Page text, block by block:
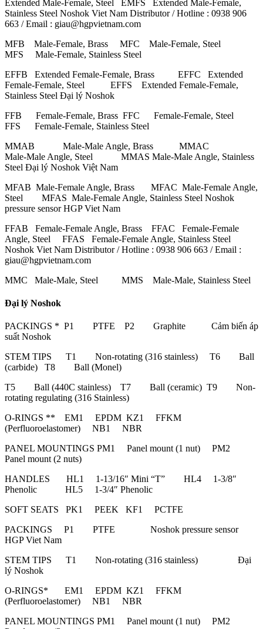
Extended Male-Female, Steel EMFS Extended Male-Female,
Stainless Steel Noshok Viet Nam Distributor / Hotline : 0938 906
663 / Email : giau@hgpvietnam.com
MFB Male-Female, Brass MFC Male-Female, Steel
MFS Male-Female, Stainless Steel
EFFB Extended Female-Female, Brass EFFC Extended
Female-Female, Steel EFFS Extended Female-Female,
Stainless Steel Đại lý Noshok
FFB Female-Female, Brass FFC Female-Female, Steel
FFS Female-Female, Stainless Steel
MMAB Male-Male Angle, Brass MMAC
Male-Male Angle, Steel MMAS Male-Male Angle, Stainless
Steel Đại lý Noshok Việt Nam
MFAB Male-Female Angle, Brass MFAC Male-Female Angle,
Steel MFAS Male-Female Angle, Stainless Steel Noshok
pressure sensor HGP Viet Nam
FFAB Female-Female Angle, Brass FFAC Female-Female
Angle, Steel FFAS Female-Female Angle, Stainless Steel
Noshok Viet Nam Distributor / Hotline : 0938 906 663 / Email :
giau@hgpvietnam.com
MMC Male-Male, Steel MMS Male-Male, Stainless Steel
Đại lý Noshok
PACKINGS * P1 PTFE P2 Graphite Cảm biến áp
suất Noshok
STEM TIPS T1 Non-rotating (316 stainless) T6 Ball
(carbide) T8 Ball (Monel)
T5 Ball (440C stainless) T7 Ball (ceramic) T9 Non-
rotating regulating (316 Stainless)
O-RINGS ** EM1 EPDM KZ1 FFKM
(Perfluoroelastomer) NB1 NBR
PANEL MOUNTINGS PM1 Panel mount (1 nut) PM2
Panel mount (2 nuts)
HANDLES HL1 1-13/16″ Mini “T” HL4 1-3/8″
Phenolic HL5 1-3/4″ Phenolic
SOFT SEATS PK1 PEEK KF1 PCTFE
PACKINGS P1 PTFE Noshok pressure sensor
HGP Viet Nam
STEM TIPS T1 Non-rotating (316 stainless) Đại
lý Noshok
O-RINGS* EM1 EPDM KZ1 FFKM
(Perfluoroelastomer) NB1 NBR
PANEL MOUNTINGS PM1 Panel mount (1 nut) PM2